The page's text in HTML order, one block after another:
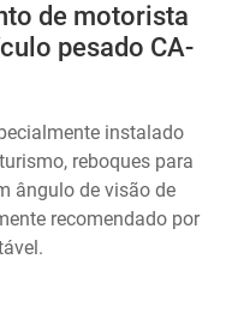
de motorista
pesado CA-
instalado
reboques para
ângulo de visão de
recomendado por